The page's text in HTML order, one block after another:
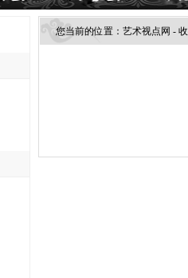
您当前的位置： 艺术视点网 -